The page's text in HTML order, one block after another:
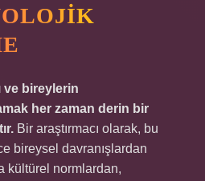
ve bireylerin
her zaman derin bir
Bir araştırmacı olarak, bu
bireysel davranışlardan
kültürel normlardan,